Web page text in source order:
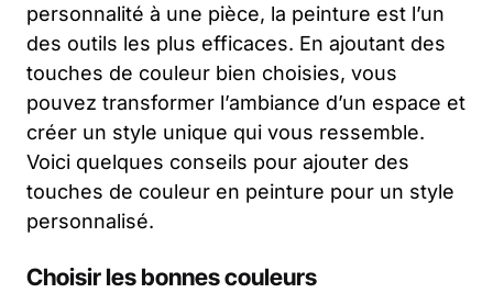
personnalité à une pièce, la peinture est l’un
des outils les plus efficaces. En ajoutant des
touches de couleur bien choisies, vous
pouvez transformer l’ambiance d’un espace et
créer un style unique qui vous ressemble.
Voici quelques conseils pour ajouter des
touches de couleur en peinture pour un style
personnalisé.
Choisir les bonnes couleurs